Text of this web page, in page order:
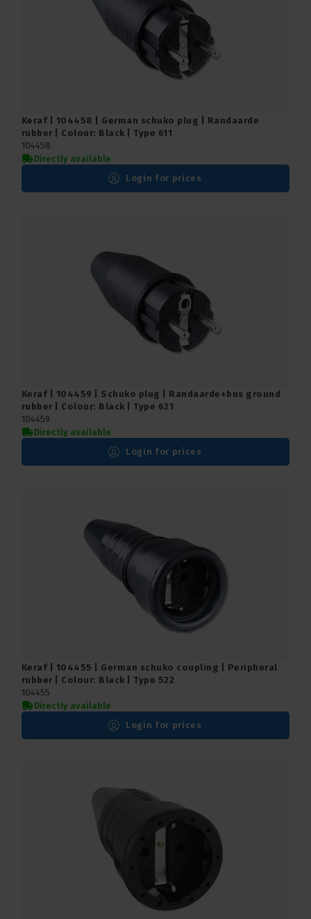
Keraf | 104458 | German schuko plug | Randaarde
rubber | Colour: Black | Type 611
104458
Directly available
Login for prices
Keraf | 104459 | Schuko plug | Randaarde+bus ground
rubber | Colour: Black | Type 621
104459
Directly available
Login for prices
Keraf | 104455 | German schuko coupling | Peripheral
rubber | Colour: Black | Type 522
104455
Directly available
Login for prices